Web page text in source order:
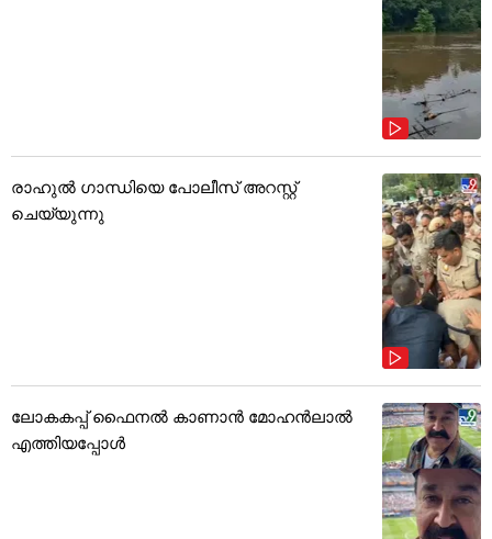
രാഹുൽ ഗാന്ധിയെ പോലീസ് അറസ്റ്റ്
ചെയ്യുന്നു
ലോകകപ്പ് ഫൈനൽ കാണാൻ മോഹൻലാൽ
എത്തിയപ്പോൾ